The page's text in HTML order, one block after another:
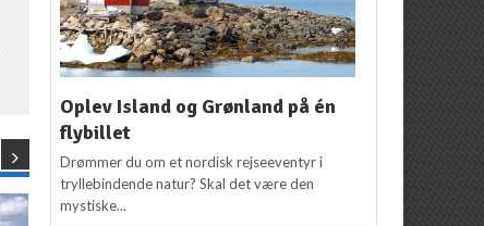
Oplev Island og Grønland på én
flybillet
Drømmer du om et nordisk rejseeventyr i
tryllebindende natur? Skal det være den
mystiske...